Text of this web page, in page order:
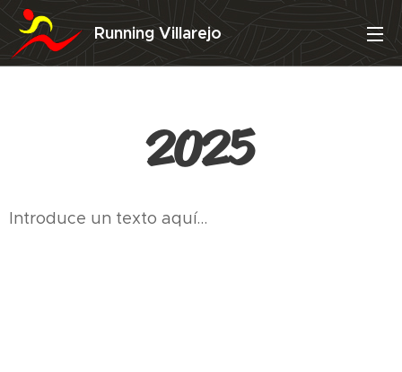
Running Villarejo
2025
Introduce un texto aquí...